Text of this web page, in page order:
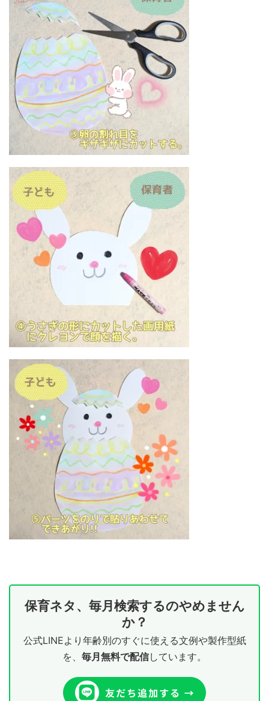
保育ネタ、毎月検索するのやめません
か？
公式LINEより年齢別のすぐに使える文例や製作型紙
を、 毎月無料で配信しています。